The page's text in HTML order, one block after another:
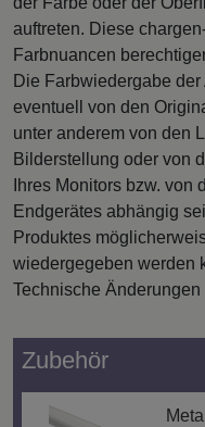
auftreten. Diese
Farbnuancen
Die Farbwiedergabe
eventuell von den
unter anderem von den
Bilderstellung oder von
Ihres Monitors bzw.
Endgerätes abhängig
Produktes
wiedergegeben werden
Technische Änderungen
Zubehör